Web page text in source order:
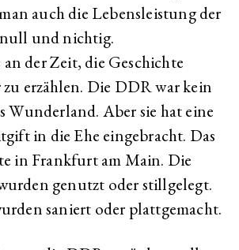
auch die Lebensleistung der
und nichtig.
der Zeit, die Geschichte
zu erzählen. Die DDR war kein
Wunderland. Aber sie hat eine
in die Ehe eingebracht. Das
in Frankfurt am Main. Die
genutzt oder stillgelegt.
saniert oder plattgemacht.